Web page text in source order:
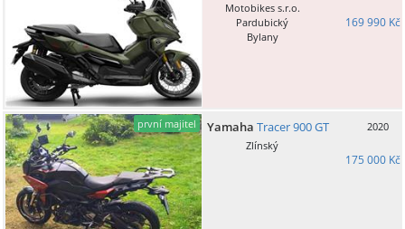
Motobikes s.r.o.
Pardubický
Bylany
169 990 Kč
první majitel Yamaha Tracer 900 GT
2020
Zlínský
175 000 Kč